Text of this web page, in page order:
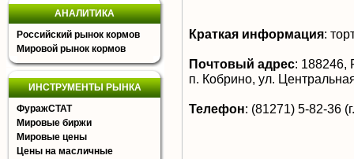
АНАЛИТИКА
Российский рынок кормов
Мировой рынок кормов
ИНСТРУМЕНТЫ РЫНКА
ФуражСТАТ
Мировые биржи
Мировые цены
Цены на масличные
Краткая информация:
Почтовый адрес: 188246,
п. Кобрино, ул.
Телефон: (81271) 5-82-36